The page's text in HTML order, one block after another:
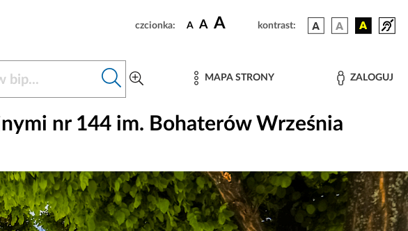
czcionka: A A A kontrast:
MAPA STRONY ZALOGUJ
nr 144 im. Bohaterów Września